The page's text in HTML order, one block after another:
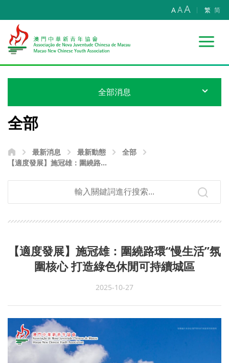
AAA 繁 简
全部消息
全部
最新消息 最新動態
全部
【適度發展】施冠雄：圍繞路環
可持續城區
【適度發展】施冠雄：圍繞路環“慢生活”氛
圍核心 打造綠色休閒可持續城區
2025-10-27